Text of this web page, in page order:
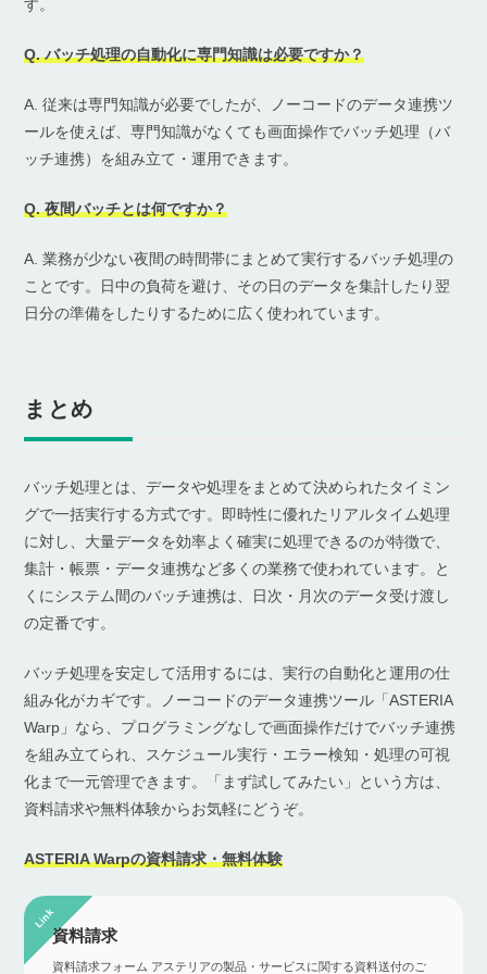
す。
Q. バッチ処理の自動化に専門知識は必要ですか？
A. 従来は専門知識が必要でしたが、ノーコードのデータ連携ツ
ールを使えば、専門知識がなくても画面操作でバッチ処理（バ
ッチ連携）を組み立て・運用できます。
Q. 夜間バッチとは何ですか？
A. 業務が少ない夜間の時間帯にまとめて実行するバッチ処理の
ことです。日中の負荷を避け、その日のデータを集計したり翌
日分の準備をしたりするために広く使われています。
まとめ
バッチ処理とは、データや処理をまとめて決められたタイミン
グで一括実行する方式です。即時性に優れたリアルタイム処理
に対し、大量データを効率よく確実に処理できるのが特徴で、
集計・帳票・データ連携など多くの業務で使われています。と
くにシステム間のバッチ連携は、日次・月次のデータ受け渡し
の定番です。
バッチ処理を安定して活用するには、実行の自動化と運用の仕
組み化がカギです。ノーコードのデータ連携ツール「ASTERIA
Warp」なら、プログラミングなしで画面操作だけでバッチ連携
を組み立てられ、スケジュール実行・エラー検知・処理の可視
化まで一元管理できます。「まず試してみたい」という方は、
資料請求や無料体験からお気軽にどうぞ。
ASTERIA Warpの資料請求・無料体験
資料請求
資料請求フォーム アステリアの製品・サービスに関する資料送付のご